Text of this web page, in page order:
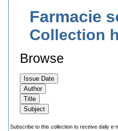
Farmacie
Collection
Browse
Subscribe to this collection to receive daily